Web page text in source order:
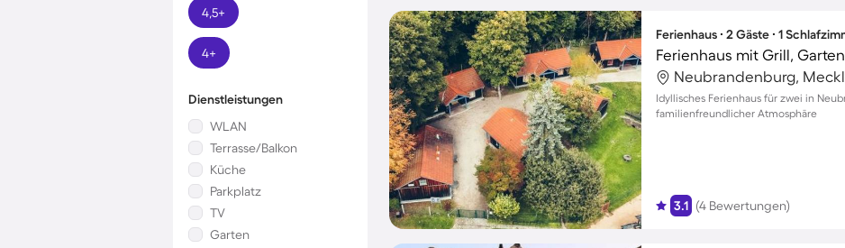
4,5+
4+
Dienstleistungen
WLAN
Terrasse/Balkon
Küche
Parkplatz
TV
Garten
Ferienhaus ∙ 2 Gäste ∙ 1
Ferienhaus mit Grill,
Idyllisches Ferienhaus für zwei in
familienfreundlicher Atmosphäre
3.1 (4 Bewertungen)